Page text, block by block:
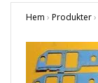
Hem › Produkter›